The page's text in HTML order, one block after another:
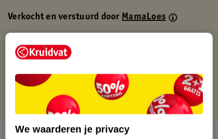
Verkocht en verstuurd doorMamaLoes
Gratis thuisbezorgd
Gratis retourneren via verkooppartner.
Gratis punten met je Kruidvat kaart
Over dit product
We waarderen je privacy